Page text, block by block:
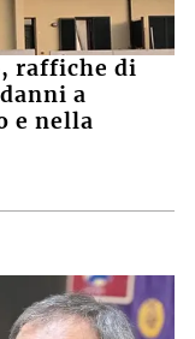
raffiche di
a
e nella